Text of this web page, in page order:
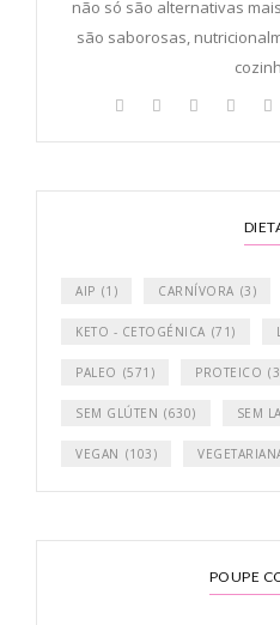
não só são alternativas
são saborosas,
AIP (1) CARNÍVORA (3)
KETO - CETOGÉNICA (71)
PALEO (571) PROTEICO
SEM GLÚTEN (630) SEM
VEGAN (103)
POUPE